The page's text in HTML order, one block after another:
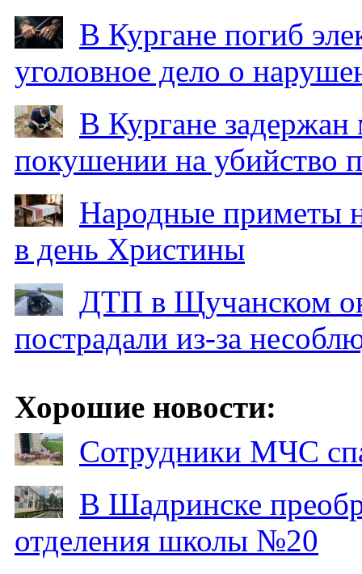
В Кургане погиб
уголовное дело о
В Кургане
покушении на убийство
Народные приметы
в день Христины
ДТП в Щучанском
пострадали из-за
Хорошие новости:
Сотрудники МЧС
В Шадринске
отделения школы №20